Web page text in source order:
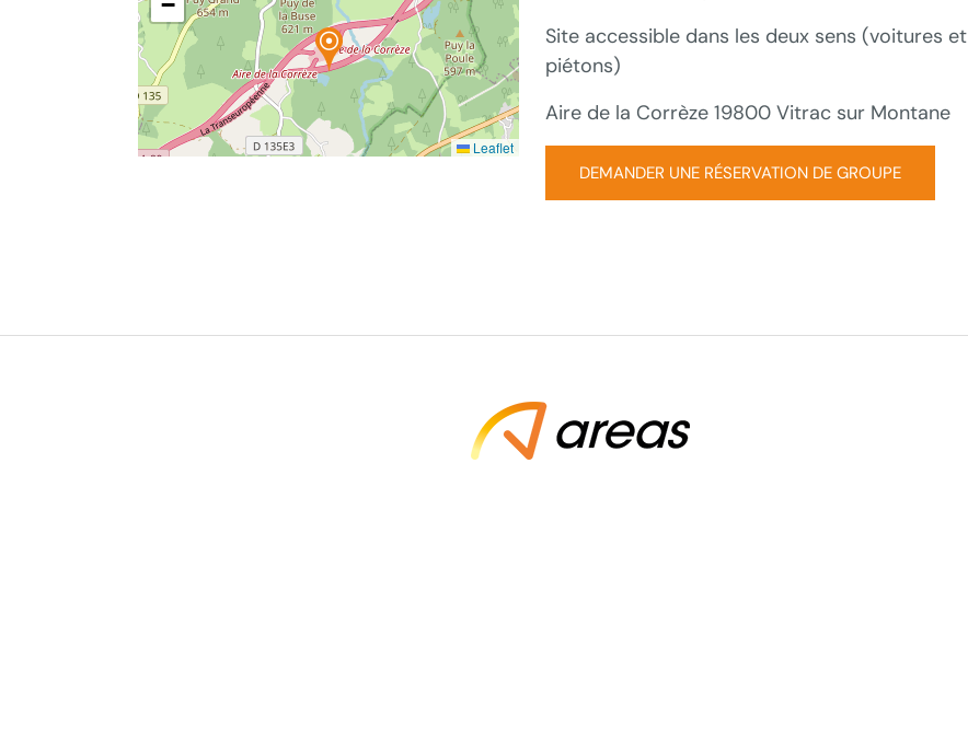
Leaflet
Site accessible dans les deux sens (voitures et
piétons)
Aire de la Corrèze 19800 Vitrac sur Montane
DEMANDER UNE RÉSERVATION DE GROUPE